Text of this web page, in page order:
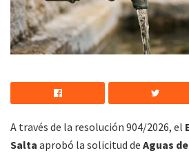
A través de la resolución 904/2026, el
Salta aprobó la solicitud de Aguas